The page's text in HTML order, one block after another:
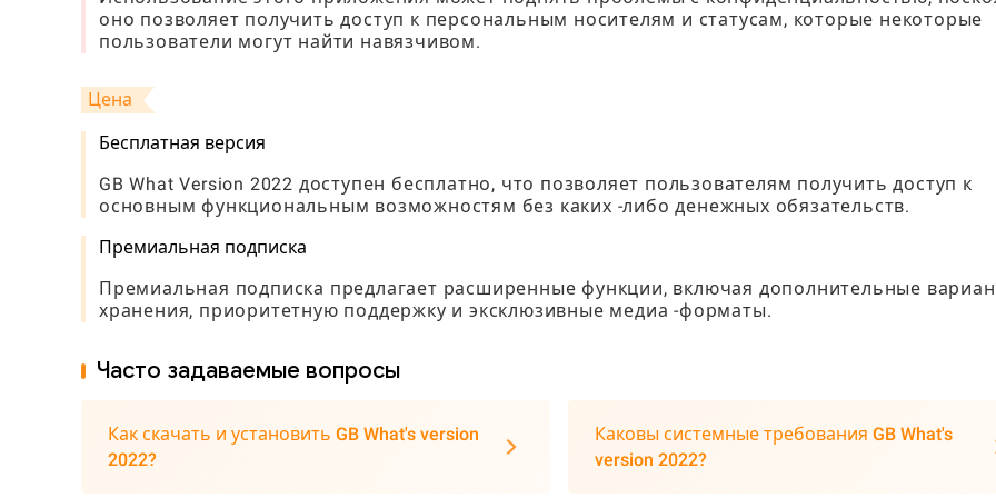
оно позволяет получить доступ к персональным носителям и статусам, которые некоторые
пользователи могут найти навязчивом.
Цена
Бесплатная версия
GB What Version 2022 доступен бесплатно, что позволяет пользователям получить доступ к
основным функциональным возможностям без каких -либо денежных обязательств.
Премиальная подписка
Премиальная подписка предлагает расширенные функции, включая дополнительные
хранения, приоритетную поддержку и эксклюзивные медиа -форматы.
Часто задаваемые вопросы
Как скачать и установить GB What's version
2022?
Каковы системные требования GB What's
version 2022?